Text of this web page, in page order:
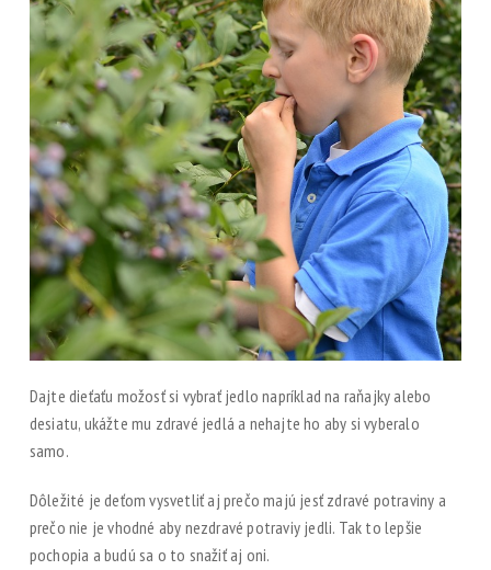
Dajte dieťaťu možosť si vybrať jedlo napríklad na raňajky alebo
desiatu, ukážte mu zdravé jedlá a nehajte ho aby si vyberalo
samo.
Dôležité je deťom vysvetliť aj prečo majú jesť zdravé potraviny a
prečo nie je vhodné aby nezdravé potraviy jedli. Tak to lepšie
pochopia a budú sa o to snažiť aj oni.